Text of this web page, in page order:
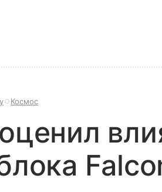
Космос